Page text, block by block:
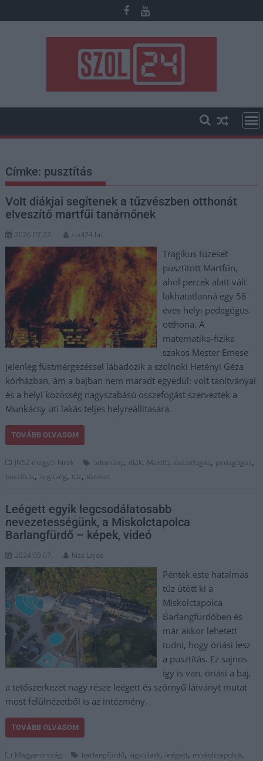
to
Címke: pusztítás
Volt diákjai segítenek a tűzvészben otthonát
elveszítő martfűi tanárnőnek
2026.07.22. szol24.hu
Tragikus tűzeset
pusztított Martfűn,
ahol percek alatt vált
lakhatatlanná egy 58
éves helyi pedagógus
otthona. A
matematika-fizika
szakos Mester Emese
jelenleg füstmérgezéssel lábadozik a szolnoki Hetényi Géza
kórházban, ám a bajban nem maradt egyedül: volt tanítványai
és a helyi közösség nagyszabású összefogást szerveztek a
Munkácsy úti lakás teljes helyreállítására.
TOVÁBB OLVASOM
JNSZ megyei hírek adomány, diák, Martfű, összefogás, pedagógus,
pusztítás, segítség, tűz, tűzeset
Leégett egyik legcsodálatosabb
nevezetességünk, a Miskolctapolca
Barlangfürdő – képek, videó
2024.09.07. Kiss Lajos
Péntek este hatalmas
tűz ütött ki a
Miskolctapolca
Barlangfürdőben és
már akkor lehetett
tudni, hogy óriási lesz
a pusztítás. Ez sajnos
így is van, óriási a baj,
a tetőszerkezet nagy része leégett és szörnyű látványt mutat
most felülnézetből is az intézmény.
TOVÁBB OLVASOM
Magyarország barlangfürdő, kigyulladt, leégett, miskolctapolca,